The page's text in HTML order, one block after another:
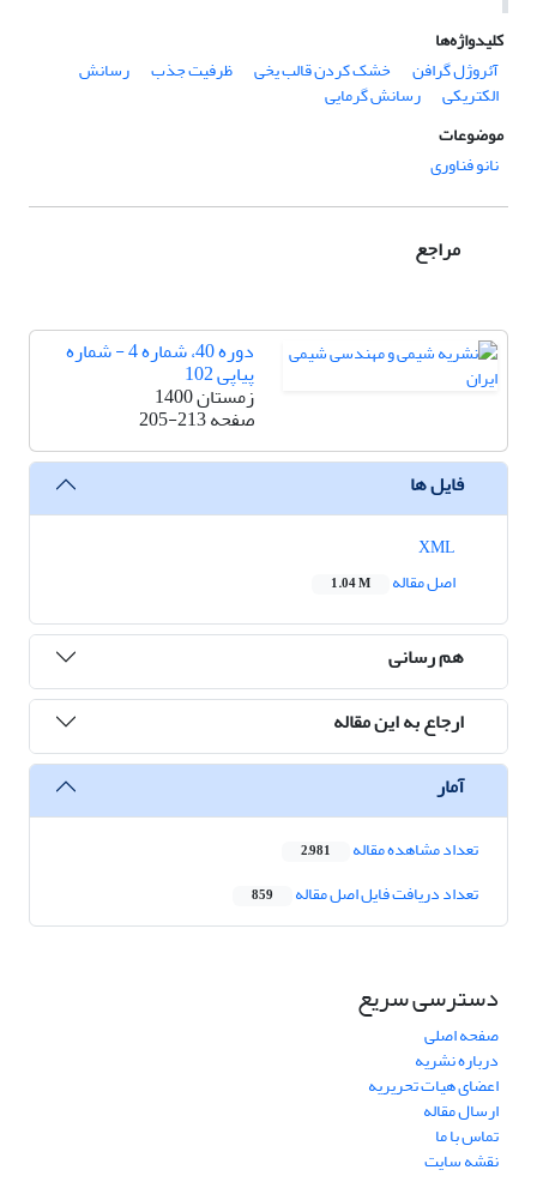
کلیدواژه‌ها
آئروژل گرافن
خشک کردن قالب یخی ظرفیت جذب رسانش
الکتریکی
رسانش گرمایی
موضوعات
نانو فناوری
مراجع
دوره 40، شماره 4 - شماره
پیاپی 102
زمستان 1400
صفحه205-213
فایل ها
اصل مقاله
1.04 M
هم رسانی
ارجاع به این مقاله
آمار
تعداد مشاهده مقاله 2,981
تعداد دریافت فایل اصل مقاله 859
دسترسی سریع
صفحه اصلی
درباره نشریه
اعضای هیات تحریریه
ارسال مقاله
تماس با ما
نقشه سایت